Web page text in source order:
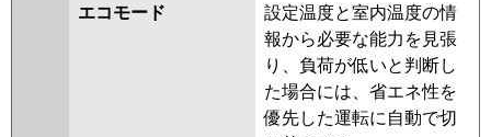
HRMP80H4 PLZ-HRMP80HFG4
PLZ-HRMP80HBF4 PLZ-
HRMP80HF4
PLZ-ERMP80HLE4
PLZ-ERMP80H4 PLZ-
ERMP80HE4 PLZ-HRMP80HFG3
エコモード
設定温度と室内温度の情
報から必要な能力を見張
り、負荷が低いと判断し
た場合には、省エネ性を
優先した運転に自動で切